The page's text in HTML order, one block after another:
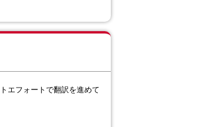
エフォートで翻訳を進めて